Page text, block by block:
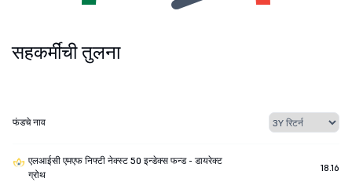
सहकर्मींची तुलना
फंडचे नाव
एलआईसी एमएफ निफ्टी नेक्स्ट 50 इन्डेक्स फन्ड - डायरेक्ट
ग्रोथ
18.16